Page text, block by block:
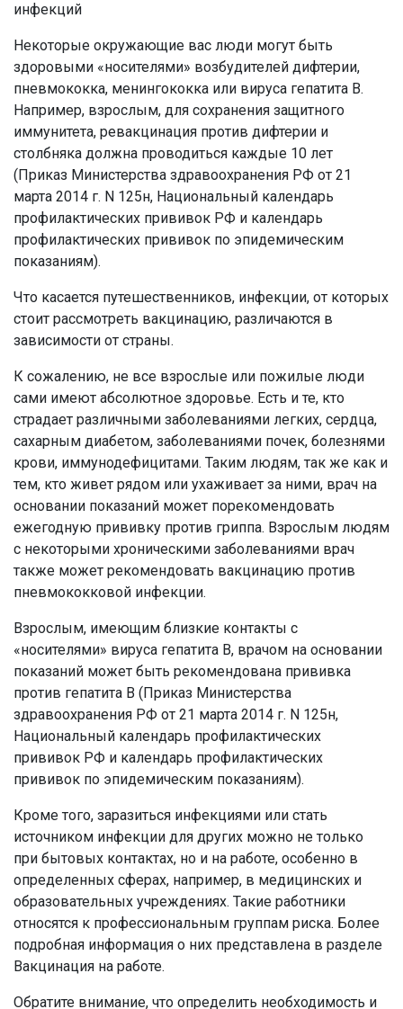
инфекций
Некоторые окружающие вас люди могут быть
здоровыми «носителями» возбудителей дифтерии,
пневмококка, менингококка или вируса гепатита В.
Например, взрослым, для сохранения защитного
иммунитета, ревакцинация против дифтерии и
столбняка должна проводиться каждые 10 лет
(Приказ Министерства здравоохранения РФ от 21
марта 2014 г. N 125н, Национальный календарь
профилактических прививок РФ и календарь
профилактических прививок по эпидемическим
показаниям).
Что касается путешественников, инфекции, от которых
стоит рассмотреть вакцинацию, различаются в
зависимости от страны.
К сожалению, не все взрослые или пожилые люди
сами имеют абсолютное здоровье. Есть и те, кто
страдает различными заболеваниями легких, сердца,
сахарным диабетом, заболеваниями почек, болезнями
крови, иммунодефицитами. Таким людям, так же как и
тем, кто живет рядом или ухаживает за ними, врач на
основании показаний может порекомендовать
ежегодную прививку против гриппа. Взрослым людям
с некоторыми хроническими заболеваниями врач
также может рекомендовать вакцинацию против
пневмококковой инфекции.
Взрослым, имеющим близкие контакты с
«носителями» вируса гепатита В, врачом на основании
показаний может быть рекомендована прививка
против гепатита В (Приказ Министерства
здравоохранения РФ от 21 марта 2014 г. N 125н,
Национальный календарь профилактических
прививок РФ и календарь профилактических
прививок по эпидемическим показаниям).
Кроме того, заразиться инфекциями или стать
источником инфекции для других можно не только
при бытовых контактах, но и на работе, особенно в
определенных сферах, например, в медицинских и
образовательных учреждениях. Такие работники
относятся к профессиональным группам риска. Более
подробная информация о них представлена в разделе
Вакцинация на работе.
Обратите внимание, что определить необходимость и